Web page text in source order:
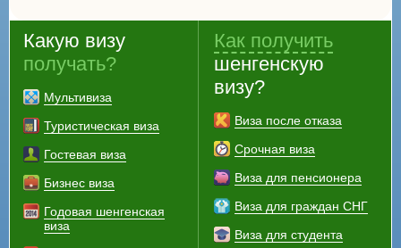
Какую визу
получать?
Мультивиза
Туристическая виза
Гостевая виза
Бизнес виза
Годовая шенгенская
виза
Как получить
шенгенскую
визу?
Виза после отказа
Срочная виза
Виза для пенсионера
Виза для граждан СНГ
Виза для студента